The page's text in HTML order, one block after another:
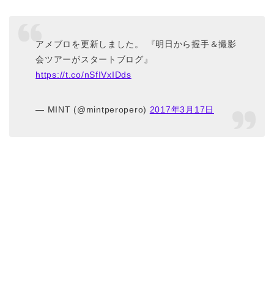
アメブロを更新しました。 『明日から握手＆撮影
会ツアーがスタートブログ』
https://t.co/nSfIVxIDds
— MINT (@mintperopero) 2017年3月17日